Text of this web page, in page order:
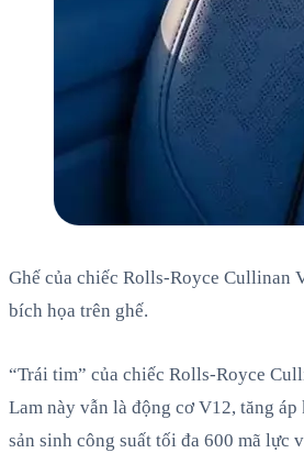
Ghế của chiếc Rolls-Royce Cullinan
bích họa trên ghế.
“Trái tim” của chiếc Rolls-Royce
Lam này vẫn là động cơ V12, tăng
sản sinh công suất tối đa 600 mã lực